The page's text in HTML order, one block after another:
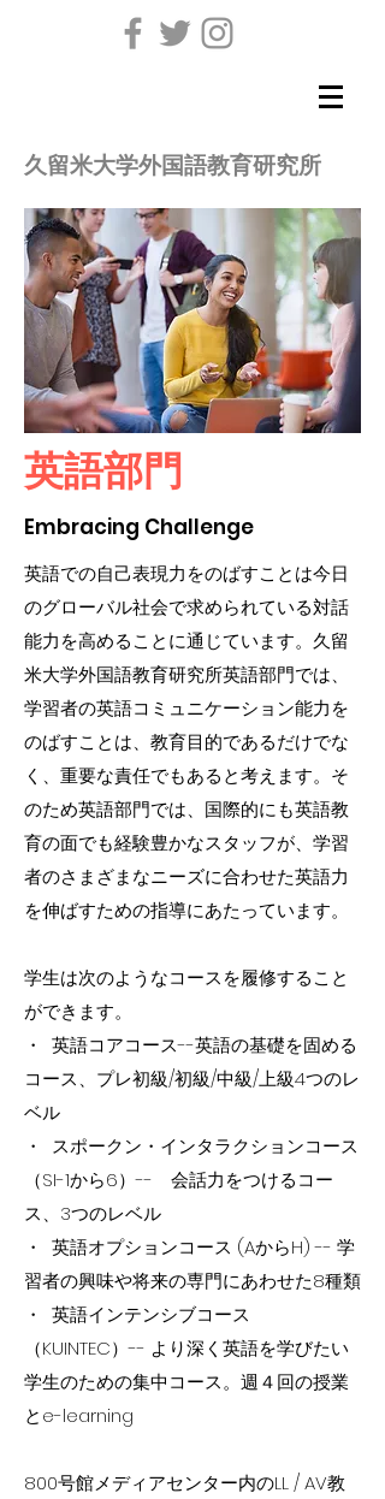
久留米大学外国語教育研究所
​英語部門
Embracing Challenge
英語での自己表現力をのばすことは今日
のグローバル社会で求められている対話
能力を高めることに通じています。久留
米大学外国語教育研究所英語部門では、
学習者の英語コミュニケーション能力を
のばすことは、教育目的であるだけでな
く、重要な責任でもあると考えます。そ
のため英語部門では、国際的にも英語教
育の面でも経験豊かなスタッフが、学習
者のさまざまなニーズに合わせた英語力
を伸ばすための指導にあたっています。
学生は次のようなコースを履修すること
ができます。
・ 英語コアコース--英語の基礎を固める
コース、プレ初級/初級/中級/上級4つのレ
ベル
・ スポークン・インタラクションコース
（SI-1から6）-- 会話力をつけるコー
ス、3つのレベル
・ 英語オプションコース (AからH) -- 学
習者の興味や将来の専門にあわせた8種類
・ 英語インテンシブコース
（KUINTEC）-- より深く英語を学びたい
学生のための集中コース。週４回の授業
とe-learning
800号館メディアセンター内のLL / AV教